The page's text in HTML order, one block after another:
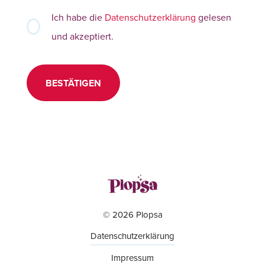
Ich habe die Datenschutzerklärung gelesen
und akzeptiert.
BESTÄTIGEN
© 2026 Plopsa
Datenschutzerklärung
Impressum